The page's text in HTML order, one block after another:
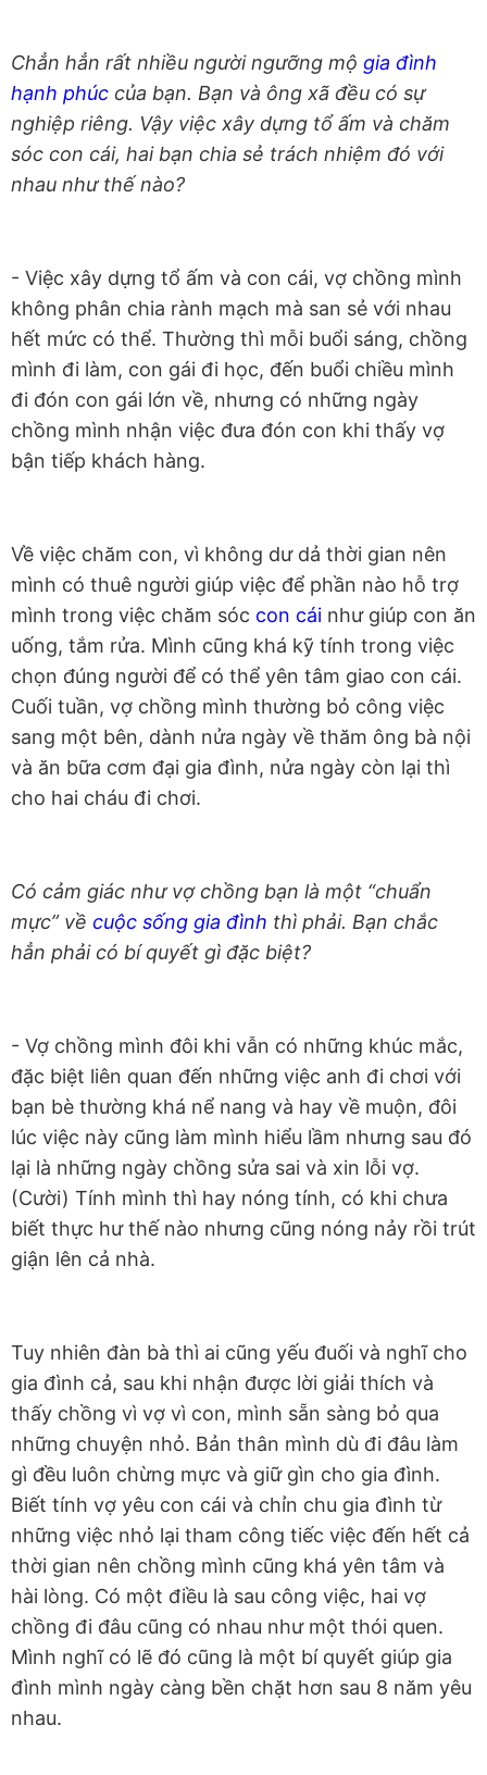
Chẳn hẳn rất nhiều người ngưỡng mộ gia đình
hạnh phúc của bạn. Bạn và ông xã đều có sự
nghiệp riêng. Vậy việc xây dựng tổ ấm và chăm
sóc con cái, hai bạn chia sẻ trách nhiệm đó với
nhau như thế nào?
- Việc xây dựng tổ ấm và con cái, vợ chồng mình
không phân chia rành mạch mà san sẻ với nhau
hết mức có thể. Thường thì mỗi buổi sáng, chồng
mình đi làm, con gái đi học, đến buổi chiều mình
đi đón con gái lớn về, nhưng có những ngày
chồng mình nhận việc đưa đón con khi thấy vợ
bận tiếp khách hàng.
Về việc chăm con, vì không dư dả thời gian nên
mình có thuê người giúp việc để phần nào hỗ trợ
mình trong việc chăm sóc con cái như giúp con ăn
uống, tắm rửa. Mình cũng khá kỹ tính trong việc
chọn đúng người để có thể yên tâm giao con cái.
Cuối tuần, vợ chồng mình thường bỏ công việc
sang một bên, dành nửa ngày về thăm ông bà nội
và ăn bữa cơm đại gia đình, nửa ngày còn lại thì
cho hai cháu đi chơi.
Có cảm giác như vợ chồng bạn là một “chuẩn
mực” về cuộc sống gia đình thì phải. Bạn chắc
hẳn phải có bí quyết gì đặc biệt?
- Vợ chồng mình đôi khi vẫn có những khúc mắc,
đặc biệt liên quan đến những việc anh đi chơi với
bạn bè thường khá nể nang và hay về muộn, đôi
lúc việc này cũng làm mình hiểu lầm nhưng sau đó
lại là những ngày chồng sửa sai và xin lỗi vợ.
(Cười) Tính mình thì hay nóng tính, có khi chưa
biết thực hư thế nào nhưng cũng nóng nảy rồi trút
giận lên cả nhà.
Tuy nhiên đàn bà thì ai cũng yếu đuối và nghĩ cho
gia đình cả, sau khi nhận được lời giải thích và
thấy chồng vì vợ vì con, mình sẵn sàng bỏ qua
những chuyện nhỏ. Bản thân mình dù đi đâu làm
gì đều luôn chừng mực và giữ gìn cho gia đình.
Biết tính vợ yêu con cái và chỉn chu gia đình từ
những việc nhỏ lại tham công tiếc việc đến hết cả
thời gian nên chồng mình cũng khá yên tâm và
hài lòng. Có một điều là sau công việc, hai vợ
chồng đi đâu cũng có nhau như một thói quen.
Mình nghĩ có lẽ đó cũng là một bí quyết giúp gia
đình mình ngày càng bền chặt hơn sau 8 năm yêu
nhau.